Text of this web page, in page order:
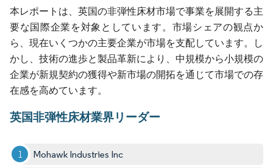
本レポートは、英国の非弾性床材市場で事業を展開する主
要な国際企業を対象としています。市場シェアの観点か
ら、現在いくつかの主要企業が市場を支配しています。し
かし、技術の進歩と製品革新により、中規模から小規模の
企業が新規契約の獲得や新市場の開拓を通じて市場での存
在感を高めています。
英国非弾性床材業界リーダー
Mohawk Industries Inc